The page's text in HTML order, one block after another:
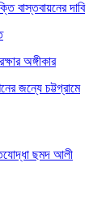
বাস্তবায়নের দাবি
অঙ্গীকার
জন্যে চট্টগ্রামে
ছমদ আলী